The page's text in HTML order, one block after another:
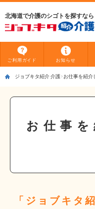
北海道で介護のシゴトを探すなら
ご利用 ガイド お知らせ
ジョブキタ紹介 介護 お仕事を紹介
お仕事
「ジョブキタ